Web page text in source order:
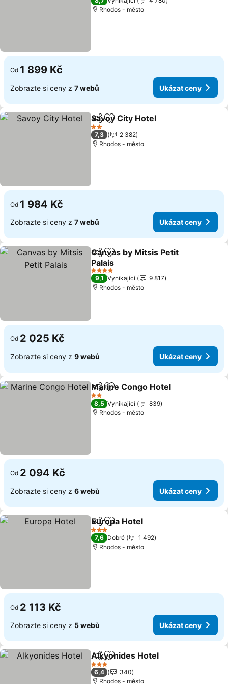
Rhodos - město
Od 1 899 Kč
Zobrazte si ceny z 7 webů Ukázat ceny
SdíletPřidat na seznam oblíbených
Savoy City Hotel
2 Počet hvězdiček
7,3
2 382
Rhodos - město
Od 1 984 Kč
Zobrazte si ceny z 7 webů Ukázat ceny
SdíletPřidat na seznam oblíbených
Canvas by Mitsis Petit
Palais
Ukázat ceny
4 Počet hvězdiček
9,1 Vynikající
9 817
Rhodos - město
Od 2 025 Kč
Zobrazte si ceny z 9 webů Ukázat ceny
SdíletPřidat na seznam oblíbených
Marine Congo Hotel
2 Počet hvězdiček
8,5 Vynikající
839
Rhodos - město
Od 2 094 Kč
Zobrazte si ceny z 6 webů Ukázat ceny
SdíletPřidat na seznam oblíbených
Europa Hotel
3 Počet hvězdiček
7,6 Dobré
1 492
Rhodos - město
Od 2 113 Kč
Zobrazte si ceny z 5 webů Ukázat ceny
SdíletPřidat na seznam oblíbených
Alkyonides Hotel
3 Počet hvězdiček
6,4
340
Rhodos - město